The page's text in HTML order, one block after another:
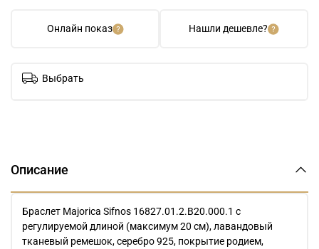
Онлайн показ Нашли дешевле?
Выбрать
Описание
Браслет Majorica Sifnos 16827.01.2.B20.000.1 с
регулируемой длиной (максимум 20 см), лавандовый
тканевый ремешок, серебро 925, покрытие родием,